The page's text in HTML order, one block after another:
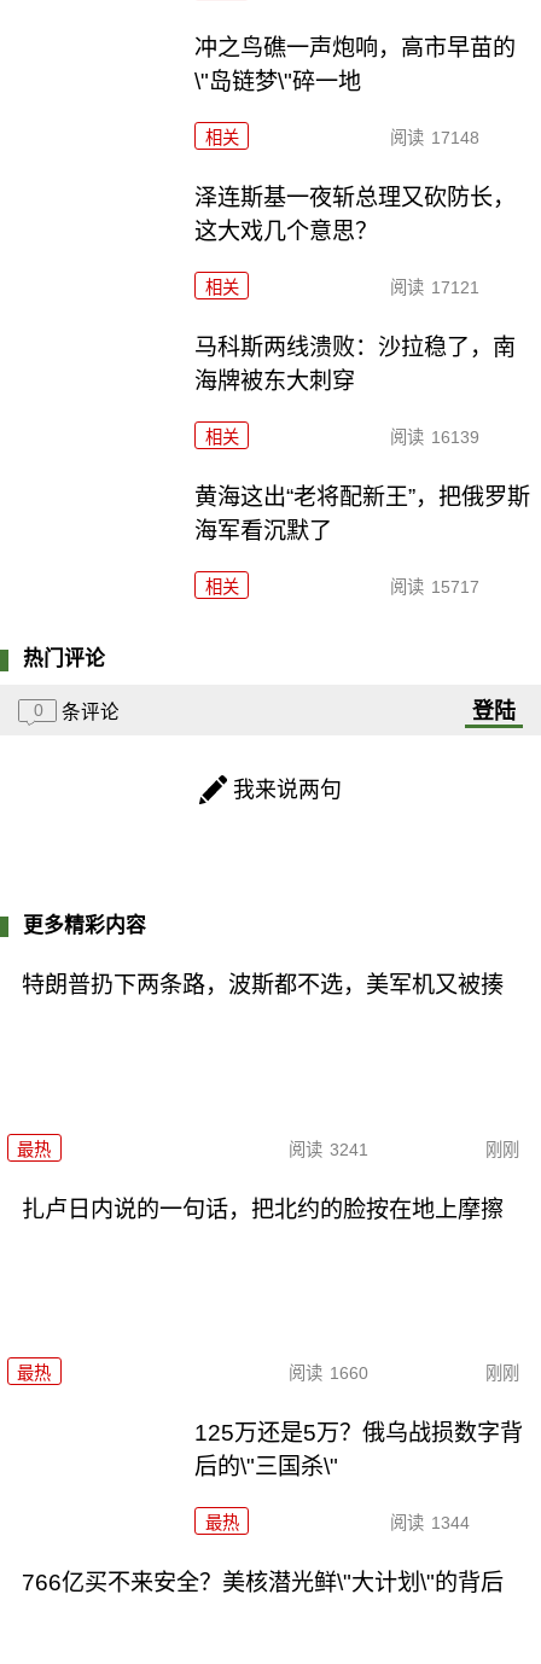
冲之鸟礁一声炮响，高市早苗的
\"岛链梦\"碎一地
相关 阅读 17148
泽连斯基一夜斩总理又砍防长，
这大戏几个意思？
相关 阅读 17121
马科斯两线溃败：沙拉稳了，南
海牌被东大刺穿
相关 阅读 16139
黄海这出“老将配新王”，把俄罗斯
海军看沉默了
相关 阅读 15717
热门评论
0 条评论 登陆
我来说两句
更多精彩内容
特朗普扔下两条路，波斯都不选，美军机又被揍
最热 阅读 3241 刚刚
扎卢日内说的一句话，把北约的脸按在地上摩擦
最热 阅读 1660 刚刚
125万还是5万？俄乌战损数字背
后的\"三国杀\"
最热 阅读 1344
766亿买不来安全？美核潜光鲜\"大计划\"的背后